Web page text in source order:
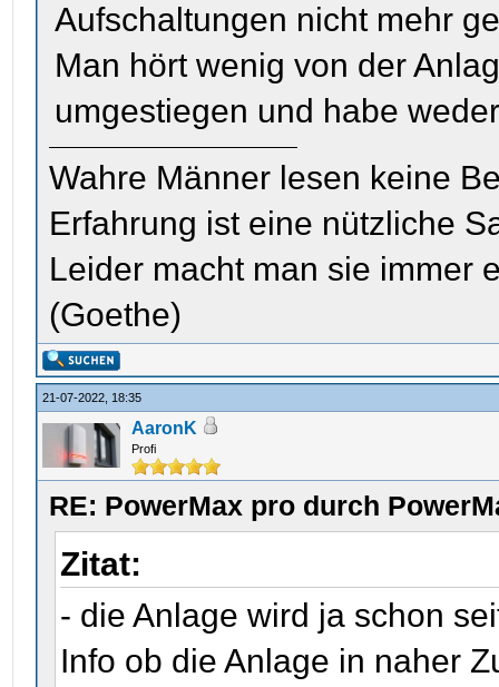
Aufschaltungen nicht mehr
Man hört wenig von der
umgestiegen und habe
Wahre Männer lesen keine
Erfahrung ist eine nützliche
Leider macht man sie immer
(Goethe)
21-07-2022, 18:35
AaronK
Profi
RE: PowerMax pro durch
Zitat:
- die Anlage wird ja schon
Info ob die Anlage in naher